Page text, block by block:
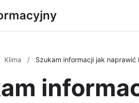
Klima / Szukam informacji jak